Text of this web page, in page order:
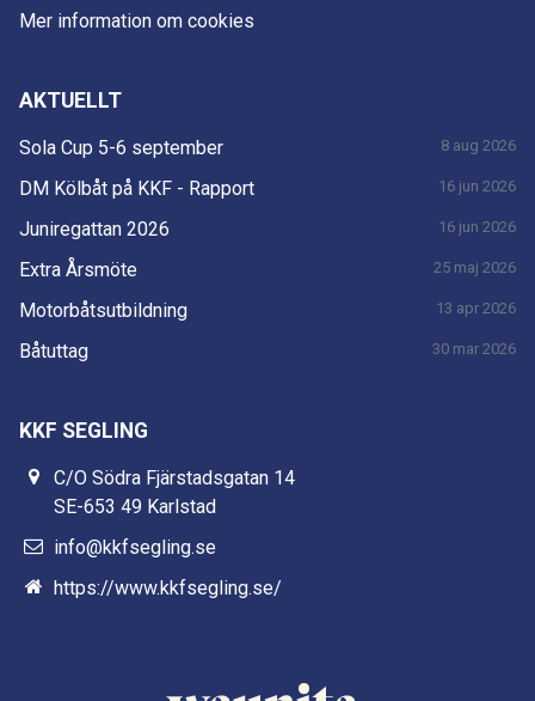
Mer information om cookies
AKTUELLT
Sola Cup 5-6 september 8 aug 2026
DM Kölbåt på KKF - Rapport 16 jun 2026
Juniregattan 2026 16 jun 2026
Extra Årsmöte 25 maj 2026
Motorbåtsutbildning 13 apr 2026
Båtuttag 30 mar 2026
KKF SEGLING
C/O Södra Fjärstadsgatan 14
SE-653 49 Karlstad
info@kkfsegling.se
https://www.kkfsegling.se/